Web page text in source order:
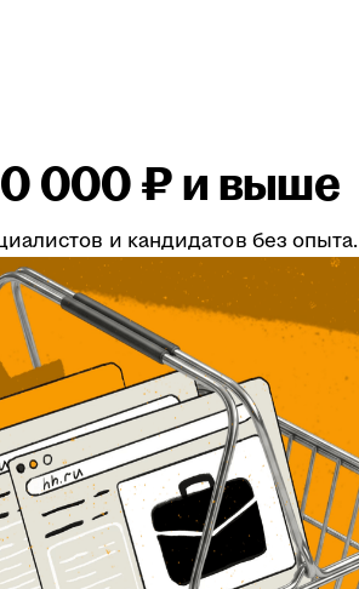
000 ₽ и выше
и кандидатов без опыта.